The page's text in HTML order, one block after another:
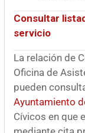
Consultar
servicio
La relación de
Oficina de
pueden
Ayuntamiento
Cívicos en que